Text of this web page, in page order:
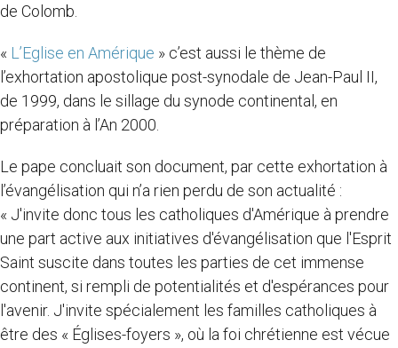
de Colomb.
« L’Eglise en Amérique » c’est aussi le thème de
l’exhortation apostolique post-synodale de Jean-Paul II,
de 1999, dans le sillage du synode continental, en
préparation à l’An 2000.
Le pape concluait son document, par cette exhortation à
l’évangélisation qui n’a rien perdu de son actualité :
« J'invite donc tous les catholiques d'Amérique à prendre
une part active aux initiatives d'évangélisation que l'Esprit
Saint suscite dans toutes les parties de cet immense
continent, si rempli de potentialités et d'espérances pour
l'avenir. J'invite spécialement les familles catholiques à
être des « Églises-foyers », où la foi chrétienne est vécue